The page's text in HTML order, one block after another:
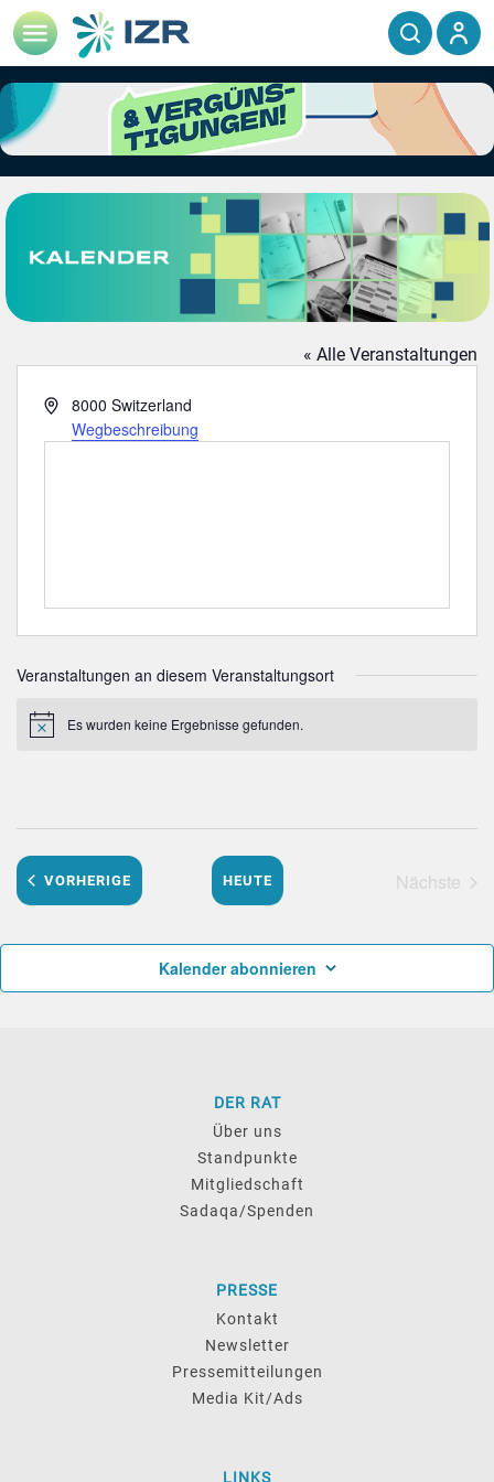
« Alle Veranstaltungen
Adresse
8000 Switzerland
Wegbeschreibung
Veranstaltungen an diesem Veranstaltungsort
HinweisEs wurden keine Ergebnisse gefunden.
VORHERIGE VERANSTALTUNGEN
HEUTE
Nächste
Kalender abonnieren
DER RAT
Über uns
Standpunkte
Mitgliedschaft
Sadaqa/Spenden
PRESSE
Kontakt
Newsletter
Pressemitteilungen
Media Kit/Ads
LINKS